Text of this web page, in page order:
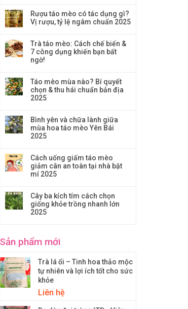
Rượu táo mèo có tác dụng gì?
Vị rượu, tỷ lệ ngâm chuẩn 2025
Trà táo mèo: Cách chế biến &
7 công dụng khiến bạn bất
ngờ!
Táo mèo mùa nào? Bí quyết
chọn & thu hái chuẩn bản địa
2025
Bình yên và chữa lành giữa
mùa hoa táo mèo Yên Bái
2025
Cách uống giấm táo mèo
giảm cân an toàn tại nhà bật
mí 2025
Cây ba kích tím cách chọn
giống khỏe trồng nhanh lớn
2025
Sản phẩm mới
Trà lá ổi – Tinh hoa thảo mộc
tự nhiên và lợi ích tốt cho sức
khỏe
Liên hệ